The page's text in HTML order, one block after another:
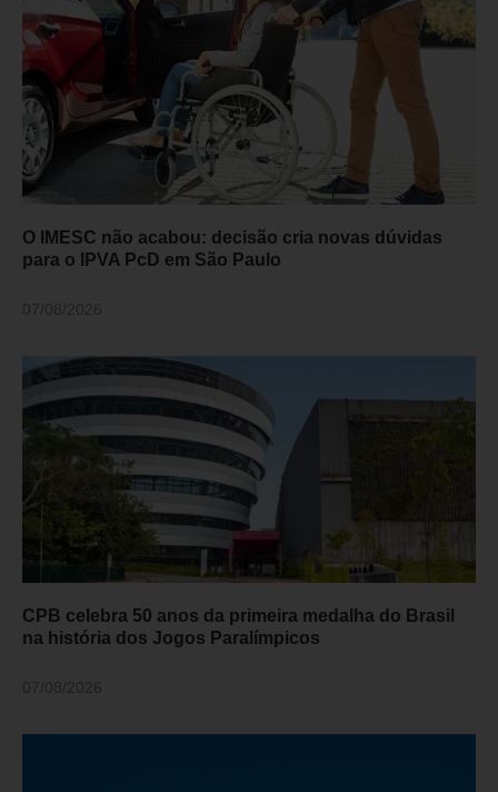
O IMESC não acabou: decisão cria novas dúvidas
para o IPVA PcD em São Paulo
CPB celebra 50 anos da primeira medalha do Brasil
na história dos Jogos Paralímpicos